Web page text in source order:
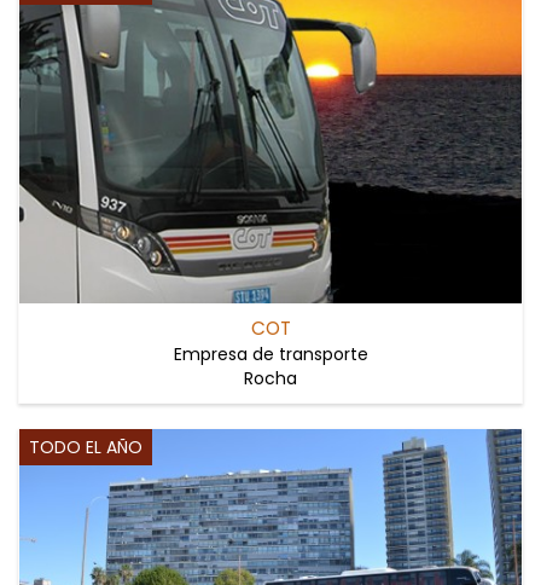
COT
Empresa de transporte
Rocha
TODO EL AÑO